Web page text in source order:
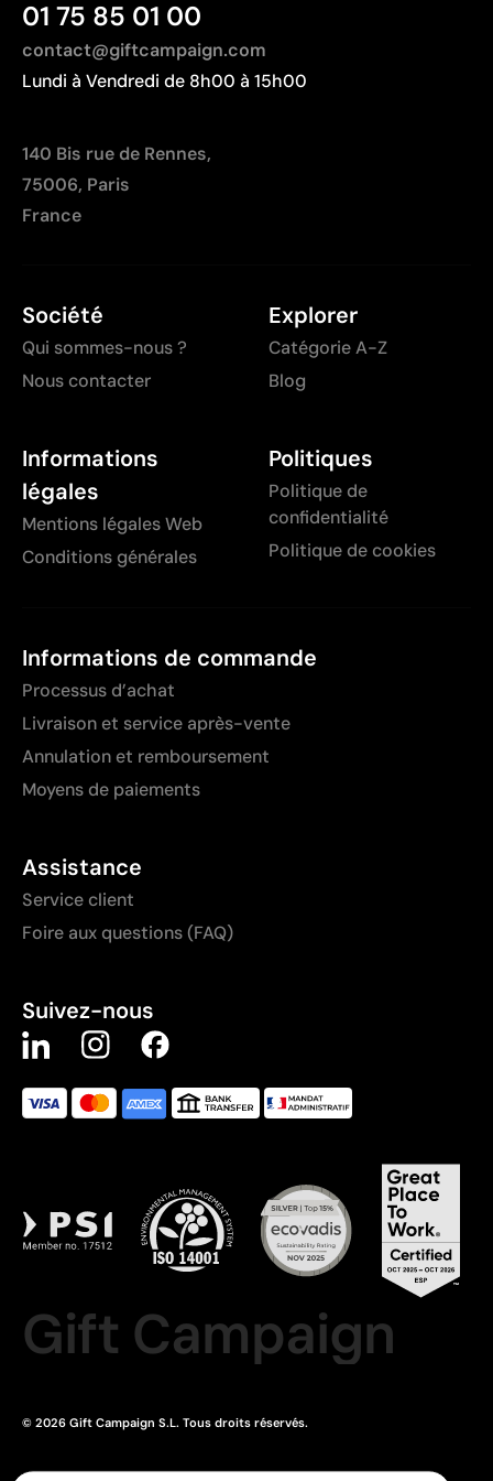
01 75 85 01 00
contact@giftcampaign.com
Lundi à Vendredi de 8h00 à 15h00
140 Bis rue de Rennes,
75006, Paris
France
Société
Qui sommes-nous ?
Nous contacter
Explorer
Catégorie A-Z
Blog
Informations
légales
Mentions légales Web
Conditions générales
Politiques
Politique de
confidentialité
Politique de cookies
Informations de commande
Processus d’achat
Livraison et service après-vente
Annulation et remboursement
Moyens de paiements
Assistance
Service client
Foire aux questions (FAQ)
Suivez-nous
Gift Campaign
© 2026 Gift Campaign S.L. Tous droits réservés.